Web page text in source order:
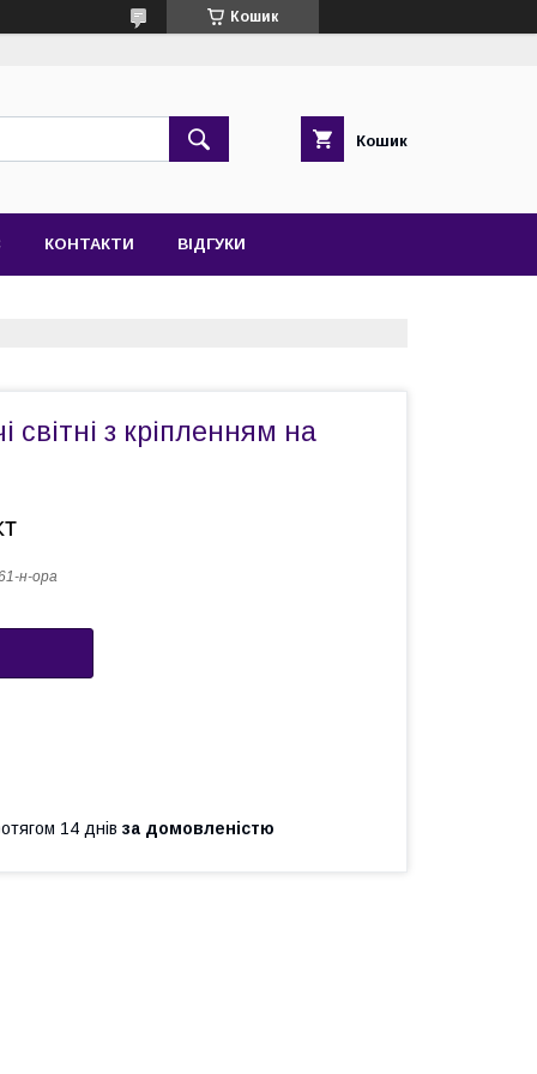
Кошик
Кошик
КОНТАКТИ ВІДГУКИ
світні з кріпленням на
н-ора
14 днів за домовленістю